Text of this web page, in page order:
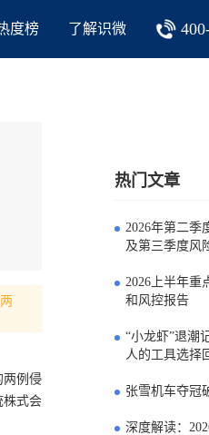
度榜 了解识微
两例侵
株式会
热门文章
2026年第二季
及第三季度风
2026上半年重
和风控报告
“小龙虾”退潮
人的工具选择
张雪机车夺冠
深度解读：